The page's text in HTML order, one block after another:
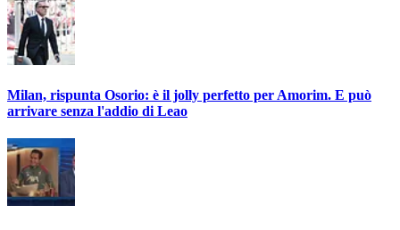
Milan, rispunta Osorio: è il jolly perfetto per Amorim. E può
arrivare senza l'addio di Leao